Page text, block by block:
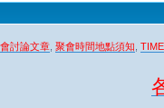
討論文章 聚會時間地點須知